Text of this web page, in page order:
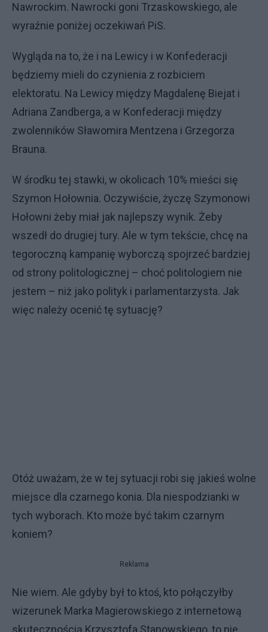
Nawrockim. Nawrocki goni Trzaskowskiego, ale
wyraźnie poniżej oczekiwań PiS.
Wygląda na to, że i na Lewicy i w Konfederacji
będziemy mieli do czynienia z rozbiciem
elektoratu. Na Lewicy między Magdalenę Biejat i
Adriana Zandberga, a w Konfederacji między
zwolenników Sławomira Mentzena i Grzegorza
Brauna.
W środku tej stawki, w okolicach 10% mieści się
Szymon Hołownia. Oczywiście, życzę Szymonowi
Hołowni żeby miał jak najlepszy wynik. Żeby
wszedł do drugiej tury. Ale w tym tekście, chcę na
tegoroczną kampanię wyborczą spojrzeć bardziej
od strony politologicznej – choć politologiem nie
jestem – niż jako polityk i parlamentarzysta. Jak
więc należy ocenić tę sytuację?
Otóż uważam, że w tej sytuacji robi się jakieś wolne
miejsce dla czarnego konia. Dla niespodzianki w
tych wyborach. Kto może być takim czarnym
koniem?
Reklama
Nie wiem. Ale gdyby był to ktoś, kto połączyłby
wizerunek Marka Magierowskiego z internetową
skutecznością Krzysztofa Stanowskiego, to nie